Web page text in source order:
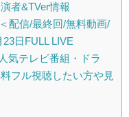
者&TVer情報
配信/最終回/無料動画/
日FULL LIVE
気テレビ番組・ドラ
フル視聴したい方や見